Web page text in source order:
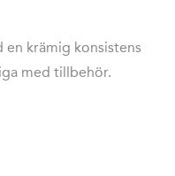
en krämig konsistens
med tillbehör.